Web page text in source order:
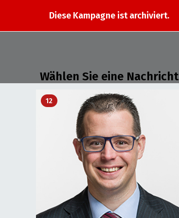
Diese Kampagne ist archiviert.
Wählen Sie eine Nachricht
12